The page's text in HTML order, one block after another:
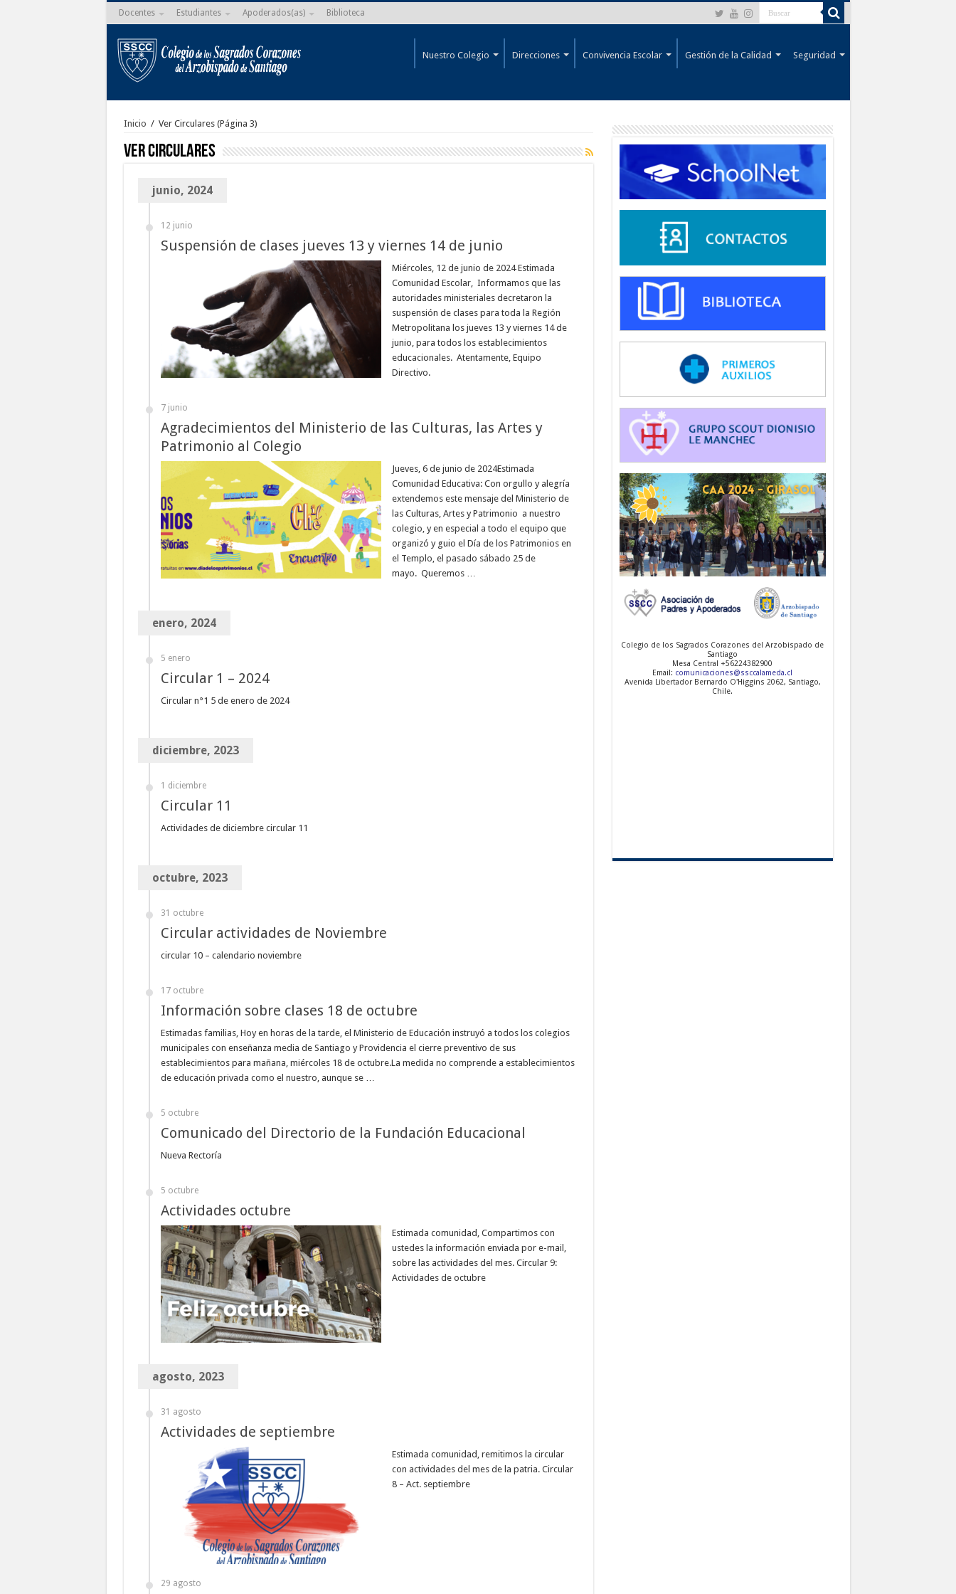
Docentes Estudiantes Apoderados(as) Biblioteca
Seguridad
Gestión de la Calidad
Convivencia Escolar
Direcciones
Nuestro Colegio
Inicio / Ver Circulares(Página 3)
Ver Circulares
junio, 2024
12 junio
Suspensión de clases jueves 13 y viernes 14 de junio
Miércoles, 12 de junio de 2024 Estimada
Comunidad Escolar, Informamos que las
autoridades ministeriales decretaron la
suspensión de clases para toda la Región
Metropolitana los jueves 13 y viernes 14 de
junio, para todos los establecimientos
educacionales. Atentamente, Equipo
Directivo.
7 junio
Agradecimientos del Ministerio de las Culturas, las Artes y
Patrimonio al Colegio
Jueves, 6 de junio de 2024Estimada
Comunidad Educativa: Con orgullo y alegría
extendemos este mensaje del Ministerio de
las Culturas, Artes y Patrimonio a nuestro
colegio, y en especial a todo el equipo que
organizó y guio el Día de los Patrimonios en
el Templo, el pasado sábado 25 de
mayo. Queremos …
enero, 2024
5 enero
Circular 1 – 2024
Circular n°1 5 de enero de 2024
diciembre, 2023
1 diciembre
Circular 11
Actividades de diciembre circular 11
octubre, 2023
31 octubre
Circular actividades de Noviembre
circular 10 – calendario noviembre
17 octubre
Información sobre clases 18 de octubre
Estimadas familias, Hoy en horas de la tarde, el Ministerio de Educación instruyó a todos los colegios
municipales con enseñanza media de Santiago y Providencia el cierre preventivo de sus
establecimientos para mañana, miércoles 18 de octubre.La medida no comprende a establecimientos
de educación privada como el nuestro, aunque se …
5 octubre
Comunicado del Directorio de la Fundación Educacional
Nueva Rectoría
5 octubre
Actividades octubre
Estimada comunidad, Compartimos con
ustedes la información enviada por e-mail,
sobre las actividades del mes. Circular 9:
Actividades de octubre
agosto, 2023
31 agosto
Actividades de septiembre
Estimada comunidad, remitimos la circular
con actividades del mes de la patria. Circular
8 – Act. septiembre
29 agosto
Colegio de los Sagrados Corazones del Arzobispado de
Santiago
Mesa Central +56224382900
Email: comunicaciones@ssccalameda.cl
Avenida Libertador Bernardo O'Higgins 2062, Santiago,
Chile.